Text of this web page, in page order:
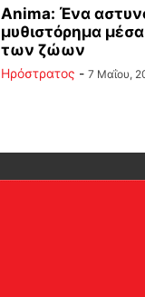
Anima: Ένα
μυθιστόρημα
των ζώων
Ηρόστρατος - 7 Μαΐου,